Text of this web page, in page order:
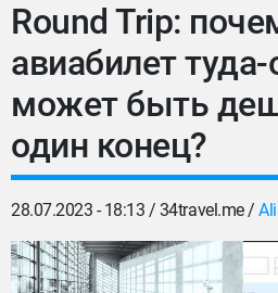
Round Trip:
авиабилет
может быть
один конец?
28.07.2023 - 18:13 / 34travel.me/